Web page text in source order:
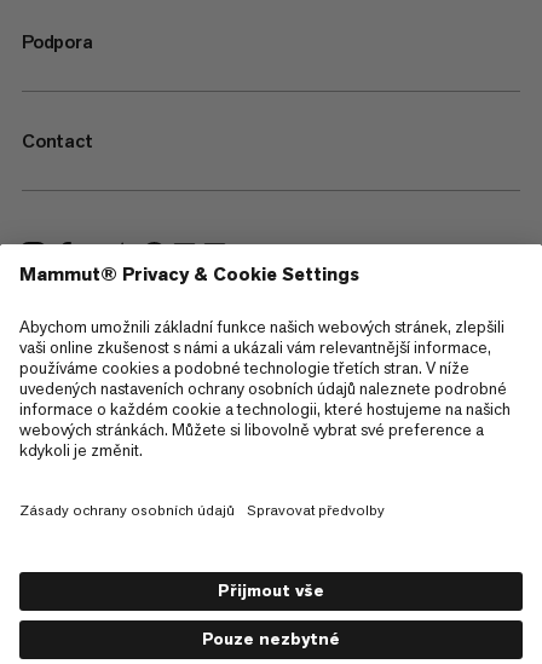
Podpora
Contact
—
Sitemap
Cookies
Právní upozornění
Zásady ochrany osobních údajů